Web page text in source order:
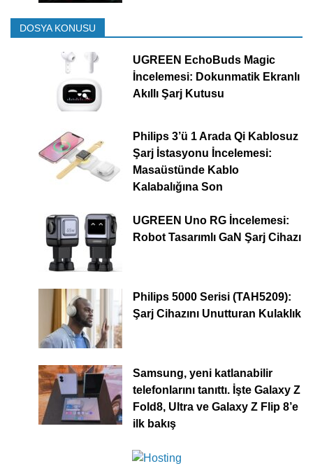
DOSYA KONUSU
UGREEN EchoBuds Magic
İncelemesi: Dokunmatik Ekranlı
Akıllı Şarj Kutusu
Philips 3’ü 1 Arada Qi Kablosuz
Şarj İstasyonu İncelemesi:
Masaüstünde Kablo
Kalabalığına Son
UGREEN Uno RG İncelemesi:
Robot Tasarımlı GaN Şarj Cihazı
Philips 5000 Serisi (TAH5209):
Şarj Cihazını Unutturan Kulaklık
Samsung, yeni katlanabilir
telefonlarını tanıttı. İşte Galaxy Z
Fold8, Ultra ve Galaxy Z Flip 8’e
ilk bakış